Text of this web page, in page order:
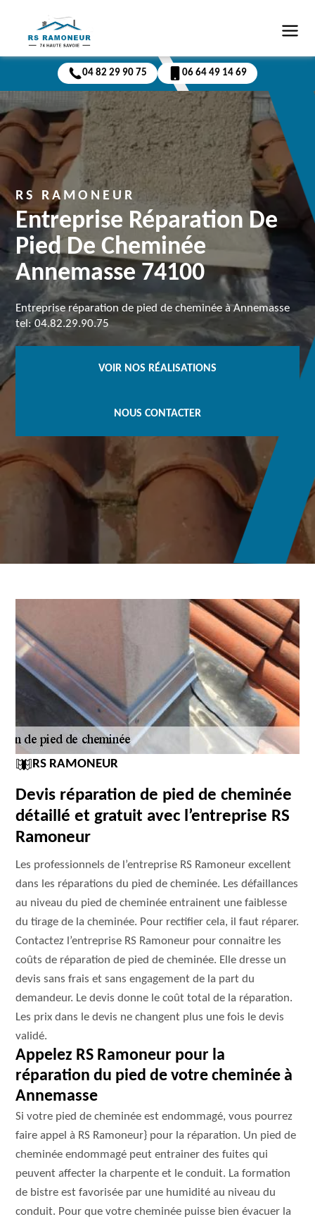
04 82 29 90 75 06 64 49 14 69
RS RAMONEUR
Entreprise Réparation De
Pied De Cheminée
Annemasse 74100
Entreprise réparation de pied de cheminée à Annemasse
tel: 04.82.29.90.75
VOIR NOS RÉALISATIONS
NOUS CONTACTER
RS RAMONEUR
Devis réparation de pied de cheminée
détaillé et gratuit avec l’entreprise RS
Ramoneur
Les professionnels de l’entreprise RS Ramoneur excellent
dans les réparations du pied de cheminée. Les défaillances
au niveau du pied de cheminée entrainent une faiblesse
du tirage de la cheminée. Pour rectifier cela, il faut réparer.
Contactez l’entreprise RS Ramoneur pour connaitre les
coûts de réparation de pied de cheminée. Elle dresse un
devis sans frais et sans engagement de la part du
demandeur. Le devis donne le coût total de la réparation.
Les prix dans le devis ne changent plus une fois le devis
validé.
Appelez RS Ramoneur pour la
réparation du pied de votre cheminée à
Annemasse
Si votre pied de cheminée est endommagé, vous pourrez
faire appel à RS Ramoneur} pour la réparation. Un pied de
cheminée endommagé peut entrainer des fuites qui
peuvent affecter la charpente et le conduit. La formation
de bistre est favorisée par une humidité au niveau du
conduit. Pour que votre cheminée puisse bien évacuer la